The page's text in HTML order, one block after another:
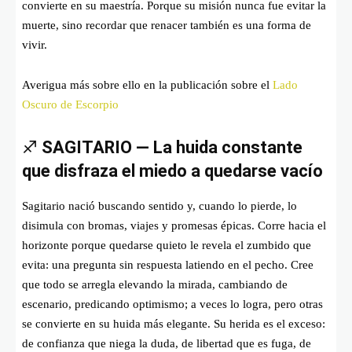
convierte en su maestría. Porque su misión nunca fue evitar la
muerte, sino recordar que renacer también es una forma de
vivir.
Averigua más sobre ello en la publicación sobre el Lado
Oscuro de Escorpio
♐ SAGITARIO — La huida constante
que disfraza el miedo a quedarse vacío
Sagitario nació buscando sentido y, cuando lo pierde, lo
disimula con bromas, viajes y promesas épicas. Corre hacia el
horizonte porque quedarse quieto le revela el zumbido que
evita: una pregunta sin respuesta latiendo en el pecho. Cree
que todo se arregla elevando la mirada, cambiando de
escenario, predicando optimismo; a veces lo logra, pero otras
se convierte en su huida más elegante. Su herida es el exceso:
de confianza que niega la duda, de libertad que es fuga, de